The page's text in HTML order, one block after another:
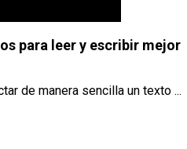
para leer y escribir mejor
de manera sencilla un texto ...